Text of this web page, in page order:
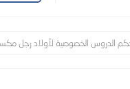
الدروس الخصوصية لأولاد رجل